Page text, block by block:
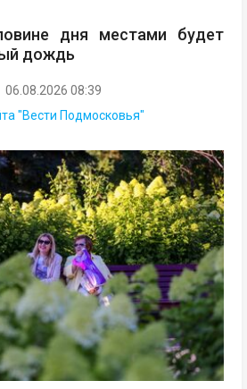
дня местами будет
дождь
06.08.2026 08:39
"Вести Подмосковья"